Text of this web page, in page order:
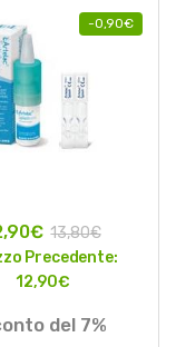
-0,90€
€ 13,80€
Precedente:
12,90€
del 7%